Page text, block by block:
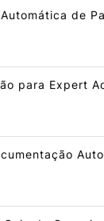
de
para Expert